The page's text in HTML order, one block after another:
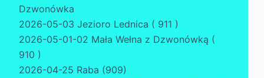
Dzwonówka
2026-05-03 Jezioro Lednica ( 911 )
2026-05-01-02 Mała Wełna z Dzwonówką (
910 )
2026-04-25 Raba (909)